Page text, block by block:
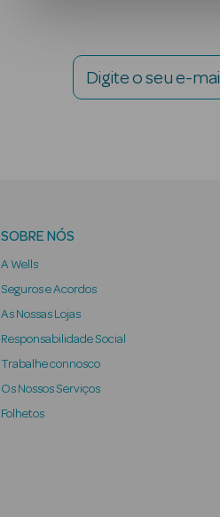
Digite o seu e-mail
SOBRE NÓS
A Wells
Seguros e Acordos
As Nossas Lojas
Responsabilidade Social
Trabalhe connosco
Os Nossos Serviços
Folhetos